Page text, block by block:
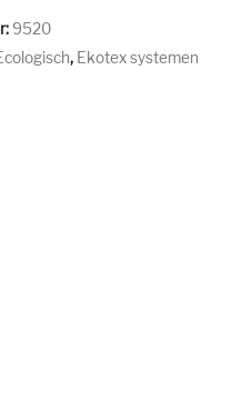
9520
, Ekotex systemen